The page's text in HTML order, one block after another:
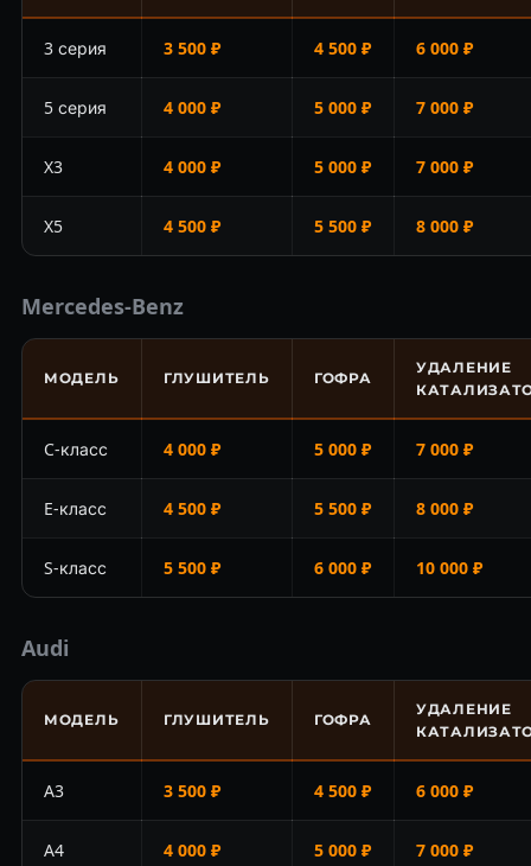
3 серия 3 500 ₽ 4 500 ₽ 6 000 ₽
5 серия 4 000 ₽ 5 000 ₽ 7 000 ₽
X3 4 000 ₽ 5 000 ₽ 7 000 ₽
X5 4 500 ₽ 5 500 ₽ 8 000 ₽
Mercedes-Benz
МОДЕЛЬ ГЛУШИТЕЛЬ ГОФРА
УДАЛЕНИЕ
C-класс 4 000 ₽ 5 000 ₽ 7 000 ₽
E-класс 4 500 ₽ 5 500 ₽ 8 000 ₽
S-класс 5 500 ₽ 6 000 ₽ 10 000 ₽
Audi
МОДЕЛЬ ГЛУШИТЕЛЬ ГОФРА
УДАЛЕНИЕ
A3 3 500 ₽ 4 500 ₽ 6 000 ₽
A4 4 000 ₽ 5 000 ₽ 7 000 ₽